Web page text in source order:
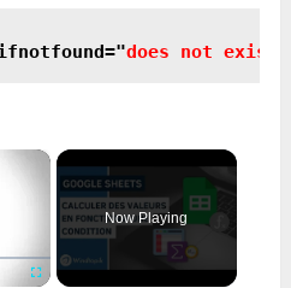
does not exist
×
Now Playing